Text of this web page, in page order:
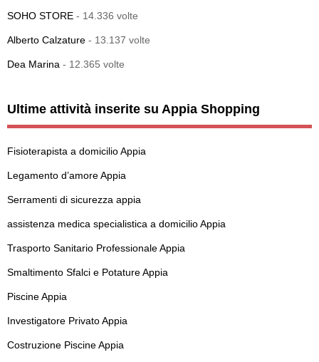
SOHO STORE - 14.336 volte
Alberto Calzature - 13.137 volte
Dea Marina - 12.365 volte
Ultime attività inserite su Appia Shopping
Fisioterapista a domicilio Appia
Legamento d’amore Appia
Serramenti di sicurezza appia
assistenza medica specialistica a domicilio Appia
Trasporto Sanitario Professionale Appia
Smaltimento Sfalci e Potature Appia
Piscine Appia
Investigatore Privato Appia
Costruzione Piscine Appia